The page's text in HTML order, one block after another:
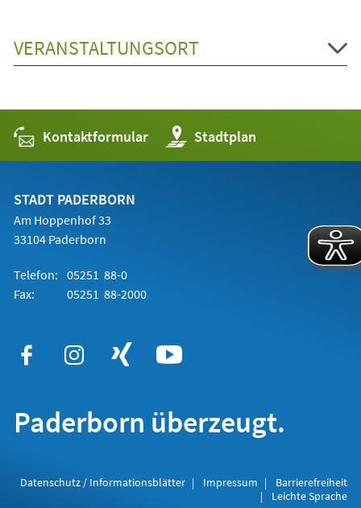
VERANSTALTUNGSORT
Kontaktformular Stadtplan
(Öffnet
in
einem
STADT PADERBORN
Am Hoppenhof 33
33104 Paderborn
Telefon: 05251 88-0
Fax:
05251 88-2000
Paderborn überzeugt.
Datenschutz / Informationsblätter Impressum
Barrierefreiheit
Leichte Sprache